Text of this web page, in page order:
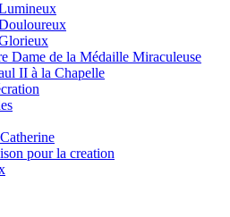
Dame de la Médaille Miraculeuse
II à la Chapelle
pour la creation